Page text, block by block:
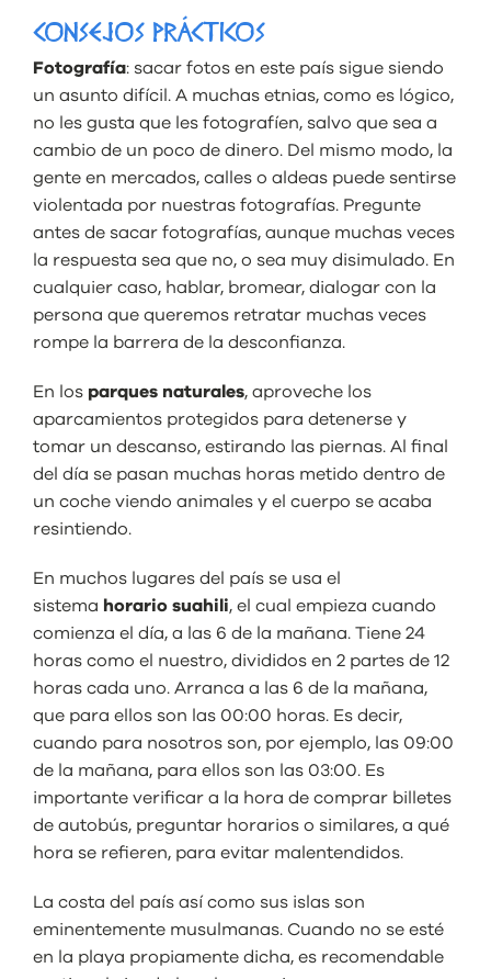
CONSEJOS PRÁCTICOS
Fotografía: sacar fotos en este país sigue siendo
un asunto difícil. A muchas etnias, como es lógico,
no les gusta que les fotografíen, salvo que sea a
cambio de un poco de dinero. Del mismo modo, la
gente en mercados, calles o aldeas puede sentirse
violentada por nuestras fotografías. Pregunte
antes de sacar fotografías, aunque muchas veces
la respuesta sea que no, o sea muy disimulado. En
cualquier caso, hablar, bromear, dialogar con la
persona que queremos retratar muchas veces
rompe la barrera de la desconfianza.
En los parques naturales, aproveche los
aparcamientos protegidos para detenerse y
tomar un descanso, estirando las piernas. Al final
del día se pasan muchas horas metido dentro de
un coche viendo animales y el cuerpo se acaba
resintiendo.
En muchos lugares del país se usa el
sistema horario suahili, el cual empieza cuando
comienza el día, a las 6 de la mañana. Tiene 24
horas como el nuestro, divididos en 2 partes de 12
horas cada uno. Arranca a las 6 de la mañana,
que para ellos son las 00:00 horas. Es decir,
cuando para nosotros son, por ejemplo, las 09:00
de la mañana, para ellos son las 03:00. Es
importante verificar a la hora de comprar billetes
de autobús, preguntar horarios o similares, a qué
hora se refieren, para evitar malentendidos.
La costa del país así como sus islas son
eminentemente musulmanas. Cuando no se esté
en la playa propiamente dicha, es recomendable